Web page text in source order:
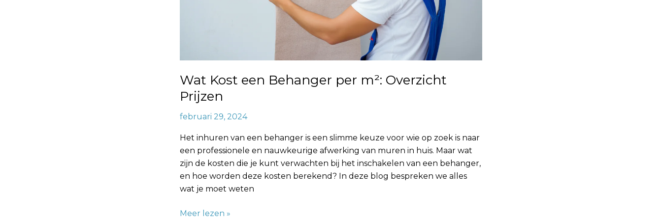
Wat Kost een Behanger per m²: Overzicht
Prijzen
februari 29, 2024
Het inhuren van een behanger is een slimme keuze voor wie op zoek is naar
een professionele en nauwkeurige afwerking van muren in huis. Maar wat
zijn de kosten die je kunt verwachten bij het inschakelen van een behanger,
en hoe worden deze kosten berekend? In deze blog bespreken we alles
wat je moet weten
Meer lezen »